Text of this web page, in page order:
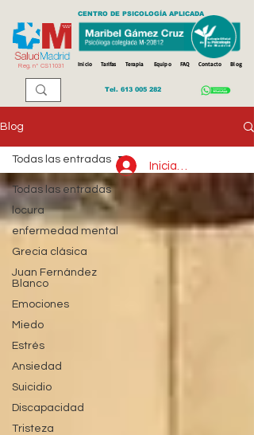
Reg. nº CS11031
CENTRO DE PSICOLOGÍA APLICADA
Inicio Tarifas Terapia Equipo FAQ Contacto Blog
Tel. 613 005 282
Blog
Todas las entradas
locura
enfermedad mental
Grecia clásica
Juan Fernández
Blanco
Emociones
Miedo
Estrés
Ansiedad
Suicidio
Discapacidad
Tristeza
Todas las entradas
Iniciar sesión